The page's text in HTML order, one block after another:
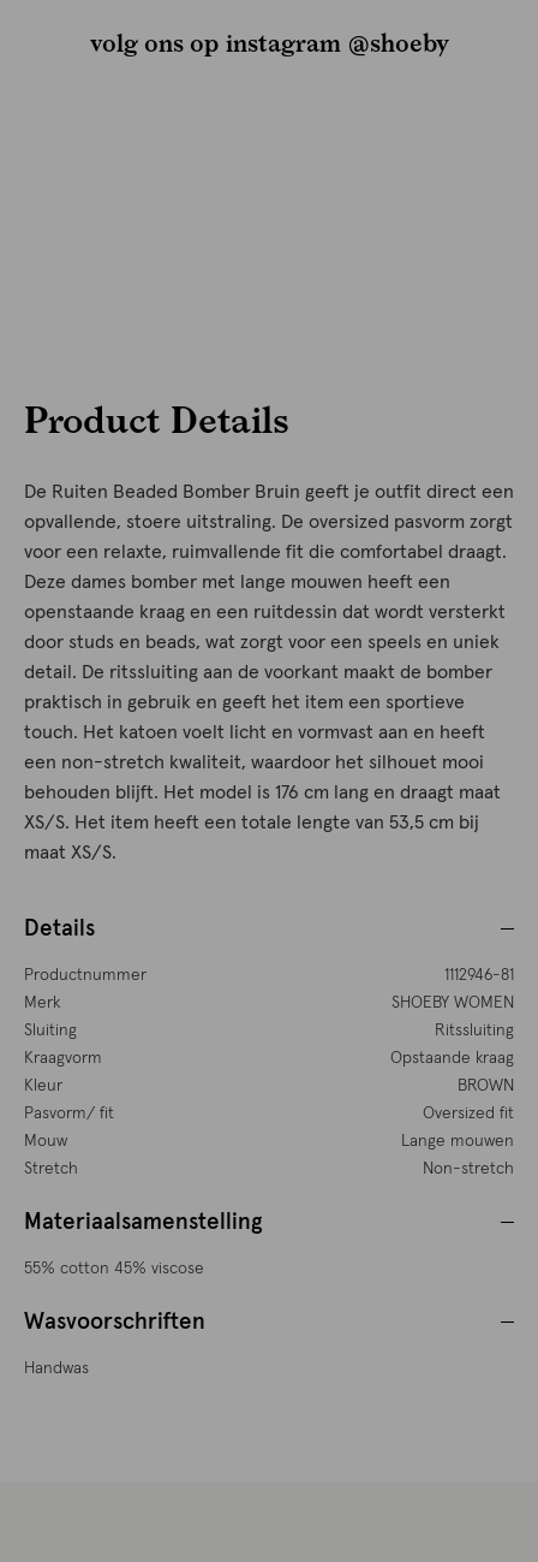
volg ons op instagram @shoeby
Product Details
De Ruiten Beaded Bomber Bruin geeft je outfit direct een
opvallende, stoere uitstraling. De oversized pasvorm zorgt
voor een relaxte, ruimvallende fit die comfortabel draagt.
Deze dames bomber met lange mouwen heeft een
openstaande kraag en een ruitdessin dat wordt versterkt
door studs en beads, wat zorgt voor een speels en uniek
detail. De ritssluiting aan de voorkant maakt de bomber
praktisch in gebruik en geeft het item een sportieve
touch. Het katoen voelt licht en vormvast aan en heeft
een non-stretch kwaliteit, waardoor het silhouet mooi
behouden blijft. Het model is 176 cm lang en draagt maat
XS/S. Het item heeft een totale lengte van 53,5 cm bij
maat XS/S.
Details
Productnummer
1112946-81
Merk
SHOEBY WOMEN
Sluiting
Ritssluiting
Kraagvorm
Opstaande kraag
Kleur
BROWN
Pasvorm/ fit
Oversized fit
Mouw
Lange mouwen
Stretch
Non-stretch
Materiaalsamenstelling
55% cotton 45% viscose
Wasvoorschriften
Handwas